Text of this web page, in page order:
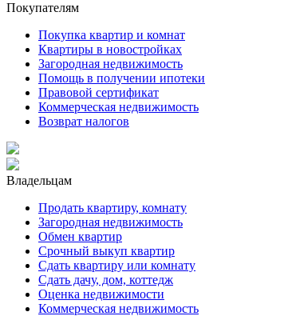
Покупателям
Покупка квартир и комнат
Квартиры в новостройках
Загородная недвижимость
Помощь в получении ипотеки
Правовой сертификат
Коммерческая недвижимость
Возврат налогов
Владельцам
Продать квартиру, комнату
Загородная недвижимость
Обмен квартир
Срочный выкуп квартир
Сдать квартиру или комнату
Сдать дачу, дом, коттедж
Оценка недвижимости
Коммерческая недвижимость